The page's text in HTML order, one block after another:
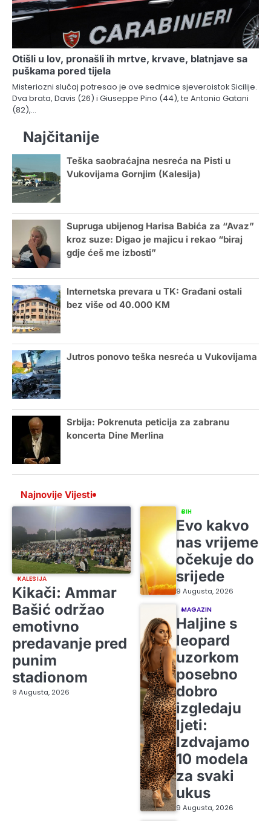
Otišli u lov, pronašli ih mrtve, krvave, blatnjave sa
puškama pored tijela
Misteriozni slučaj potresao je ove sedmice sjeveroistok Sicilije.
Dva brata, Davis (26) i Giuseppe Pino (44), te Antonio Gatani
(82),…
Najčitanije
Teška saobraćajna nesreća na Pisti u
Vukovijama Gornjim (Kalesija)
Supruga ubijenog Harisa Babića za “Avaz”
kroz suze: Digao je majicu i rekao “biraj
gdje ćeš me izbosti”
Internetska prevara u TK: Građani ostali
bez više od 40.000 KM
Jutros ponovo teška nesreća u Vukovijama
Srbija: Pokrenuta peticija za zabranu
koncerta Dine Merlina
Najnovije Vijesti
KALESIJA
Kikači: Ammar
Bašić održao
emotivno
predavanje pred
punim
stadionom
9 Augusta, 2026
BIH
Evo kakvo
nas vrijeme
očekuje do
srijede
9 Augusta, 2026
MAGAZIN
Haljine s
leopard
uzorkom
posebno
dobro
izgledaju
ljeti:
Izdvajamo
10 modela
za svaki
ukus
9 Augusta, 2026